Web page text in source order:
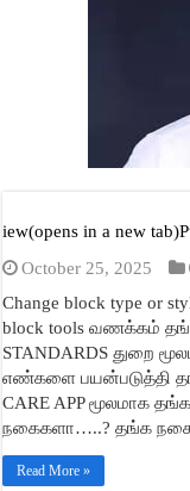
iew(opens in a new
October 25, 2025
Change block type or
block tools வணக்கம்
STANDARDS துறை
எண்களை பயன்படுத்தி
CARE APP மூலமாக
நகைகளா…..? தங்க
Read More »